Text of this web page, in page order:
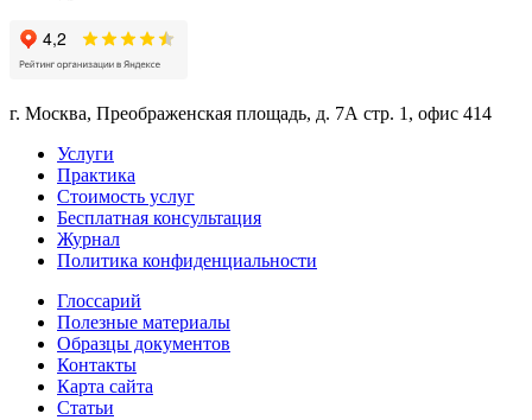
г. Москва, Преображенская площадь, д. 7А стр. 1, офис 414
Услуги
Практика
Стоимость услуг
Бесплатная консультация
Журнал
Политика конфиденциальности
Глоссарий
Полезные материалы
Образцы документов
Контакты
Карта сайта
Статьи